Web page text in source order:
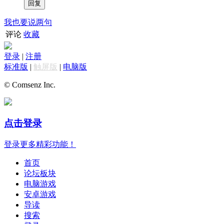
我也要说两句
评论 收藏
登录 | 注册
标准版 | 触屏版 | 电脑版
© Comsenz Inc.
点击登录
登录更多精彩功能！
首页
论坛板块
电脑游戏
安卓游戏
导读
搜索